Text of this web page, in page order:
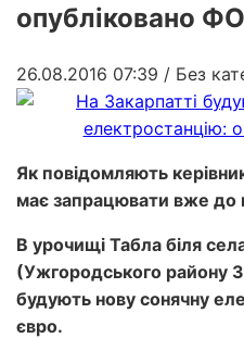
опубліковано
26.08.2016 07:39 / Без
Як повідомляють
має запрацювати вже до
В урочищі Табла біля
(Ужгородського району
будують нову сонячну
євро.